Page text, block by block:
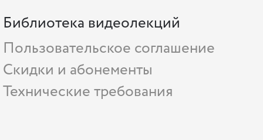
Библиотека видеолекций
Пользовательское соглашение
Скидки и абонементы
Технические требования